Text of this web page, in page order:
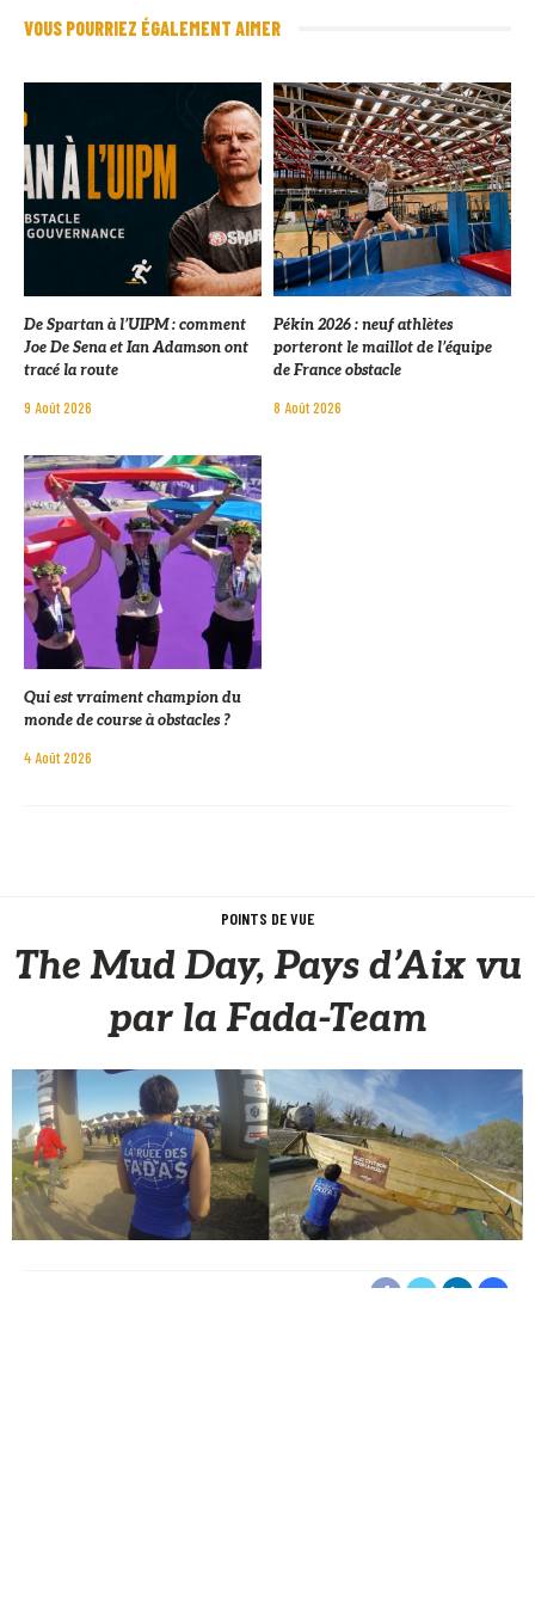
VOUS POURRIEZ ÉGALEMENT AIMER
De Spartan à l’UIPM : comment
Joe De Sena et Ian Adamson ont
tracé la route
9 Août 2026
Pékin 2026 : neuf athlètes
porteront le maillot de l’équipe
de France obstacle
8 Août 2026
Qui est vraiment champion du
monde de course à obstacles ?
4 Août 2026
POINTS DE VUE
The Mud Day, Pays d’Aix vu
par la Fada-Team